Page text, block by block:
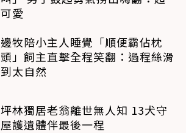
可愛
邊牧陪小主人睡覺「順便霸佔枕
頭」飼主直擊全程笑翻：過程絲滑
到太自然
坪林獨居老翁離世無人知 13犬守
屋護遺體伴最後一程